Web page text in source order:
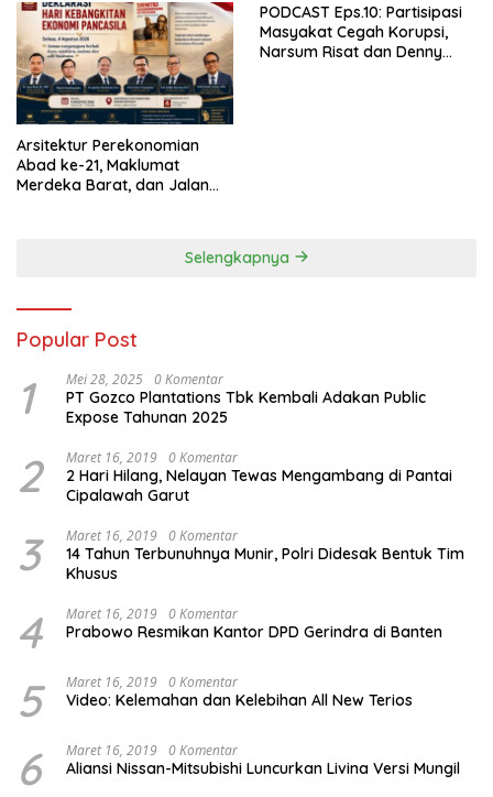
Arsitektur Perekonomian
Abad ke-21, Maklumat
Merdeka Barat, dan Jalan
PODCAST Eps.10: Partisipasi
Masyakat Cegah Korupsi,
Narsum Risat dan Denny
Selengkapnya
Popular Post
1 Mei 28, 2025 0 Komentar
PT Gozco Plantations Tbk Kembali Adakan Public
Expose Tahunan 2025
2 Maret 16, 2019 0 Komentar
2 Hari Hilang, Nelayan Tewas Mengambang di Pantai
Cipalawah Garut
3 Maret 16, 2019 0 Komentar
14 Tahun Terbunuhnya Munir, Polri Didesak Bentuk Tim
Khusus
4 Maret 16, 2019 0 Komentar
Prabowo Resmikan Kantor DPD Gerindra di Banten
5 Maret 16, 2019 0 Komentar
Video: Kelemahan dan Kelebihan All New Terios
6 Maret 16, 2019 0 Komentar
Aliansi Nissan-Mitsubishi Luncurkan Livina Versi Mungil